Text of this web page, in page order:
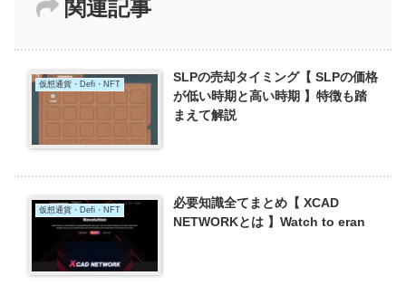
関連記事
仮想通貨・Defi・NFT
SLPの売却タイミング【 SLPの価格
が低い時期と高い時期 】特徴も踏
まえて解説
仮想通貨・Defi・NFT
必要知識全てまとめ【 XCAD
NETWORKとは 】Watch to eran